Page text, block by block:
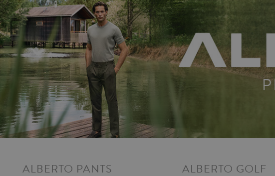
ALBERTO PANTS ALBERTO GOLF